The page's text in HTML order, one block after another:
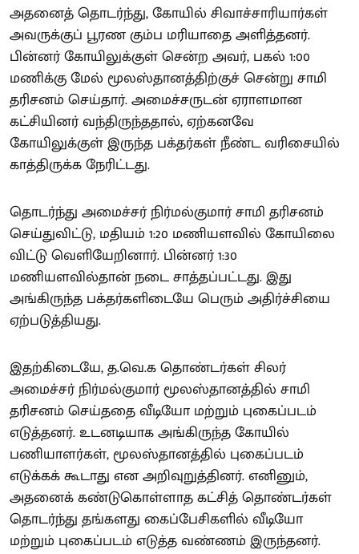
அதனைத் தொடர்ந்து, கோயில் சிவாச்சாரியார்கள்
அவருக்குப் பூரண கும்ப மரியாதை அளித்தனர்.
பின்னர் கோயிலுக்குள் சென்ற அவர், பகல் 1:00
மணிக்கு மேல் மூலஸ்தானத்திற்குச் சென்று சாமி
தரிசனம் செய்தார். அமைச்சருடன் ஏராளமான
கட்சியினர் வந்திருந்ததால், ஏற்கனவே
கோயிலுக்குள் இருந்த பக்தர்கள் நீண்ட வரிசையில்
காத்திருக்க நேரிட்டது.
தொடர்ந்து அமைச்சர் நிர்மல்குமார் சாமி தரிசனம்
செய்துவிட்டு, மதியம் 1:20 மணியளவில் கோயிலை
விட்டு வெளியேறினார். பின்னர் 1:30
மணியளவில்தான் நடை சாத்தப்பட்டது. இது
அங்கிருந்த பக்தர்களிடையே பெரும் அதிர்ச்சியை
ஏற்படுத்தியது.
இதற்கிடையே, த.வெ.க தொண்டர்கள் சிலர்
அமைச்சர் நிர்மல்குமார் மூலஸ்தானத்தில் சாமி
தரிசனம் செய்ததை வீடியோ மற்றும் புகைப்படம்
எடுத்தனர். உடனடியாக அங்கிருந்த கோயில்
பணியாளர்கள், மூலஸ்தானத்தில் புகைப்படம்
எடுக்கக் கூடாது என அறிவுறுத்தினர். எனினும்,
அதனைக் கண்டுகொள்ளாத கட்சித் தொண்டர்கள்
தொடர்ந்து தங்களது கைப்பேசிகளில் வீடியோ
மற்றும் புகைப்படம் எடுத்த வண்ணம் இருந்தனர்.